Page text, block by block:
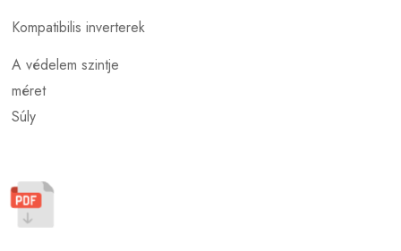
Kompatibilis inverterek
A védelem szintje
méret
Súly